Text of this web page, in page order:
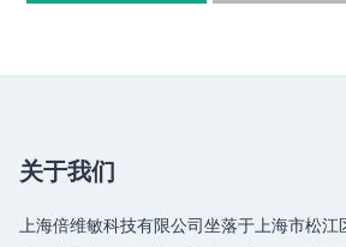
关于我们
上海倍维敏科技有限公司坐落于上海市松